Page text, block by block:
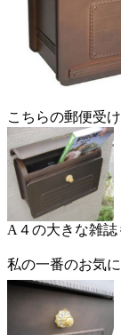
こちらの郵便受
A４の大きな雑誌
私の一番のお気に